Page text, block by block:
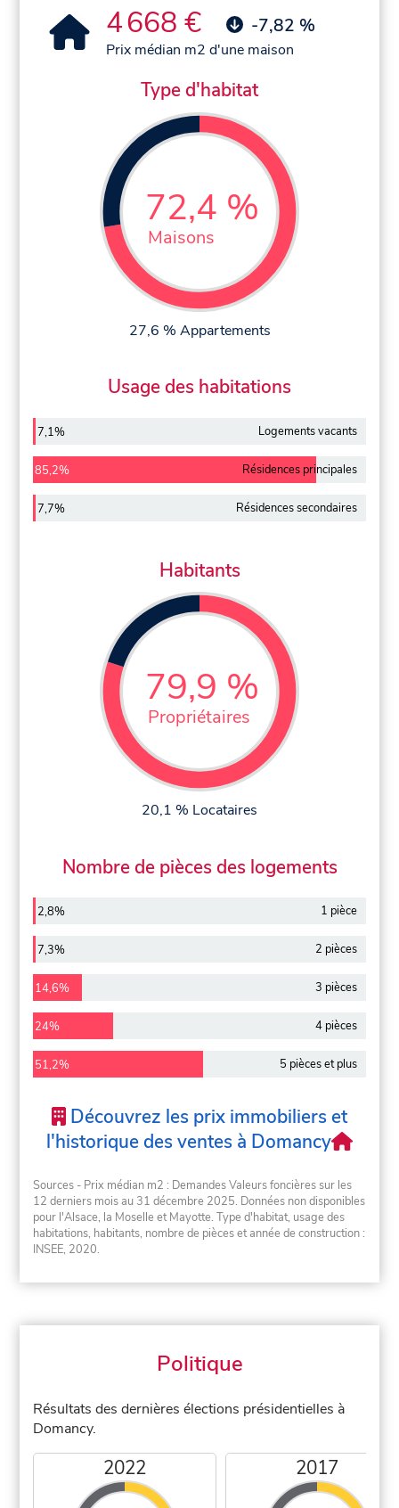
4 668 € -7,82 %
Prix médian m2 d'une maison
Type d'habitat
72,4 %
Maisons
27,6 % Appartements
Usage des habitations
7,1% Logements vacants
85,2% Résidences principales
7,7% Résidences secondaires
Habitants
79,9 %
Propriétaires
20,1 % Locataires
Nombre de pièces des logements
2,8% 1 pièce
7,3% 2 pièces
14,6% 3 pièces
24% 4 pièces
51,2% 5 pièces et plus
Découvrez les prix immobiliers et
l'historique des ventes à Domancy
Sources - Prix médian m2 : Demandes Valeurs foncières sur les
12 derniers mois au 31 décembre 2025. Données non disponibles
pour l'Alsace, la Moselle et Mayotte. Type d'habitat, usage des
habitations, habitants, nombre de pièces et année de construction :
INSEE, 2020.
Politique
Résultats des dernières élections présidentielles à
Domancy.
2022 2017